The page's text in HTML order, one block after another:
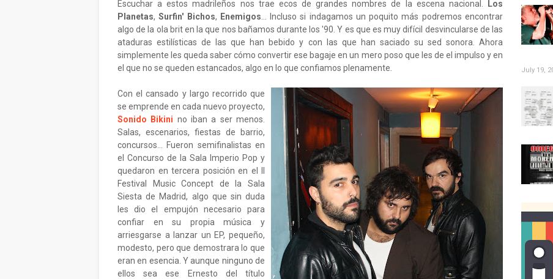
Escuchar a estos madrileños nos trae ecos de grandes nombres de la escena nacional.
Los
Planetas,Surfin' Bichos, Enemigos ... Incluso si indagamos un poquito más podremos encontrar
algo de la ola brit en la que nos bañamos durante los '90. Y es que es muy difícil desvincularse de las
ataduras estilísticas de las que han bebido y con las que han saciado su sed sonora. Ahora
simplemente les queda saber cómo convertir ese bagaje en un mero poso que les de el impulso y en
el que no se queden estancados, algo en lo que confiamos plenamente.
Con el cansado y largo recorrido que
se emprende en cada nuevo proyecto,
Sonido Bikini no iban a ser menos.
Salas, escenarios, fiestas de barrio,
concursos... Fueron semifinalistas en
el Concurso de la Sala Imperio Pop y
quedaron en tercera posición en el II
Festival Music Concept de la Sala
Siesta de Madrid, algo que sin duda
les dio el empujón necesario para
confiar en su propia música y
arriesgarse a lanzar un EP, pequeño,
modesto, pero que demostrara lo que
eran en esencia. Y aunque ninguno de
ellos sea ese Ernesto del título
July 19,